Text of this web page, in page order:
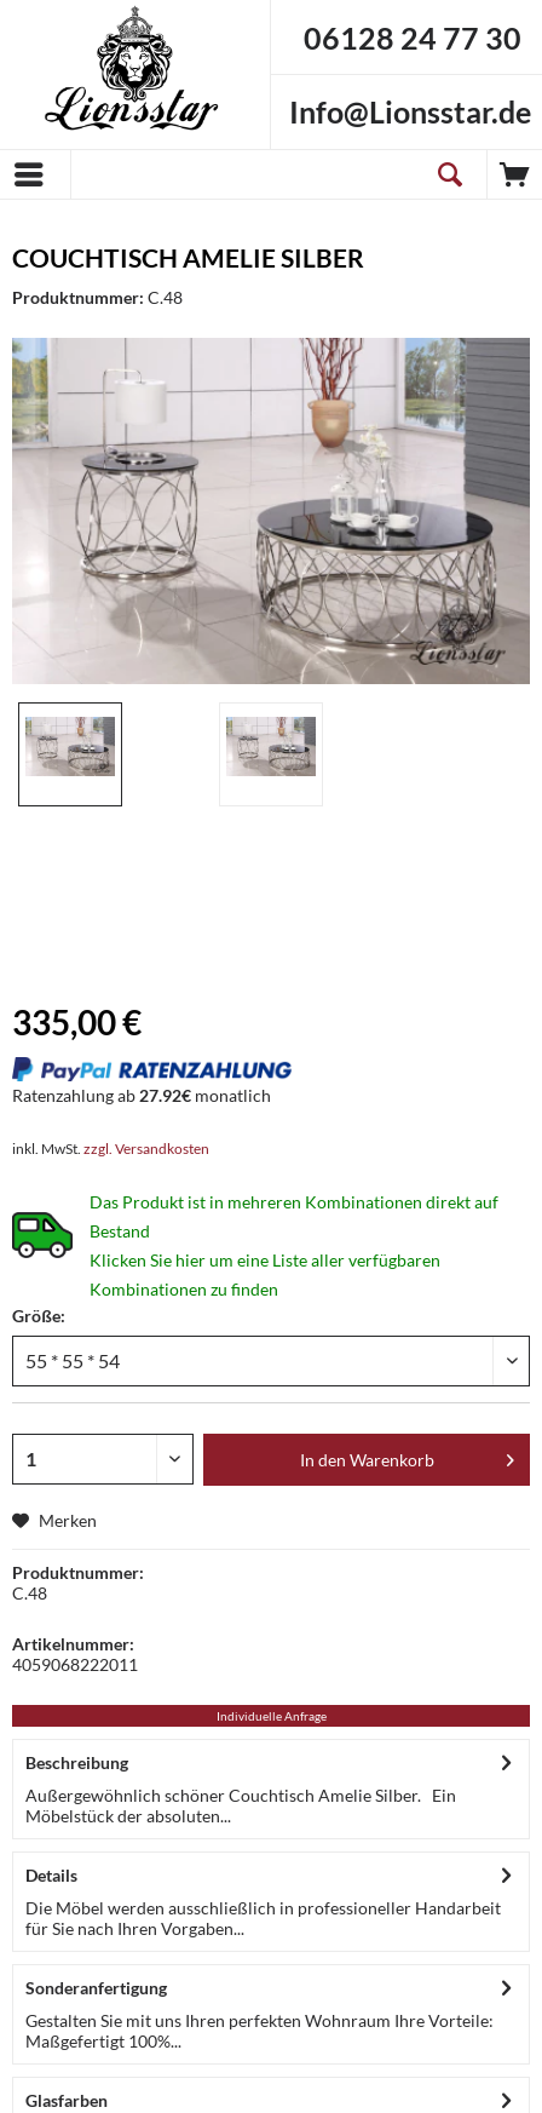
06128 24 77 30
Info@Lionsstar.de
COUCHTISCH AMELIE SILBER
Produktnummer: C.48
335,00 €
Ratenzahlung ab 27.92€ monatlich
inkl. MwSt. zzgl. Versandkosten
Das Produkt ist in mehreren Kombinationen direkt auf
Bestand
Klicken Sie hier um eine Liste aller verfügbaren
Kombinationen zu finden
Größe:
In den Warenkorb
Merken
Produktnummer:
C.48
Artikelnummer:
4059068222011
Individuelle Anfrage
Beschreibung
Außergewöhnlich schöner Couchtisch Amelie Silber. Ein
Möbelstück der absoluten...
Details
Die Möbel werden ausschließlich in professioneller Handarbeit
für Sie nach Ihren Vorgaben...
Sonderanfertigung
Gestalten Sie mit uns Ihren perfekten Wohnraum Ihre Vorteile:
Maßgefertigt 100%...
Glasfarben